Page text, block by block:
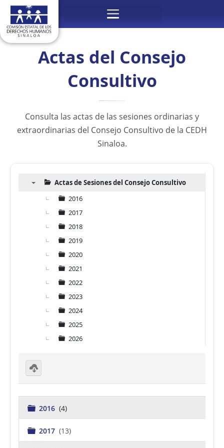
Menú
contenido
Actas del Consejo
Consultivo
Consulta las actas de las sesiones ordinarias y
extraordinarias del Consejo Consultivo de la CEDH
Sinaloa.
Actas de Sesiones del Consejo Consultivo
2016
2017
2018
2019
2020
2021
2022
2023
2024
2025
2026
w
nl
o
a
d
se
C
p
e
2016 (4)
C 2017 (13)